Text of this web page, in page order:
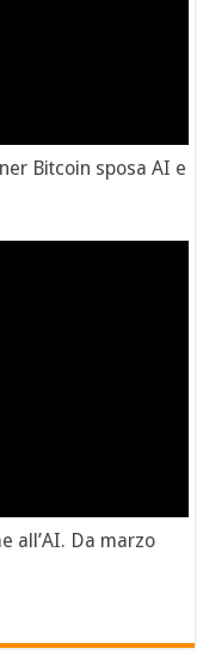
Bitcoin sposa AI e
all’AI. Da marzo